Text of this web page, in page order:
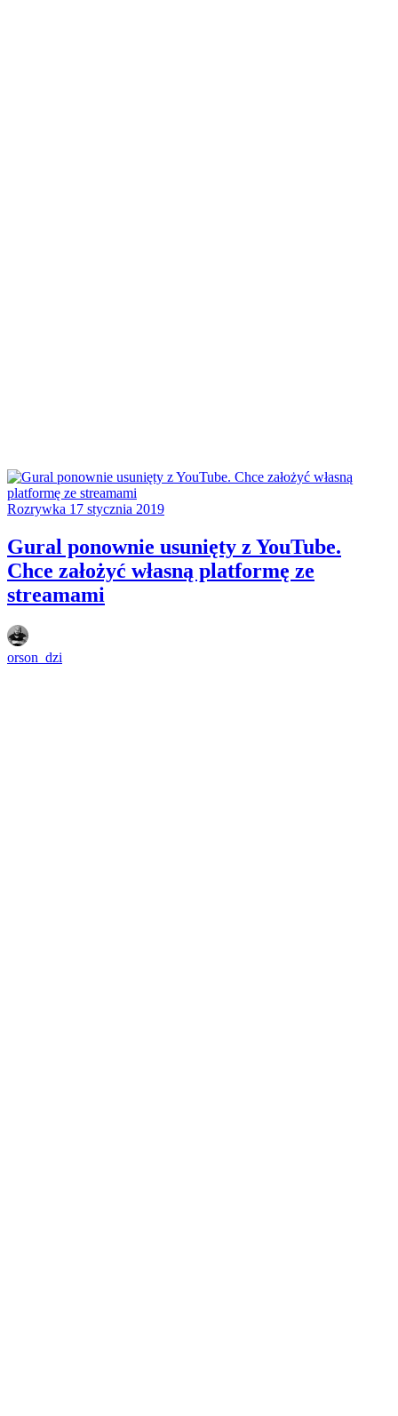
Rozrywka 17 stycznia 2019
Gural ponownie usunięty z YouTube.
Chce założyć własną platformę ze
streamami
orson_dzi